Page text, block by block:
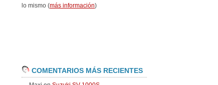
lo mismo (más información)
COMENTARIOS MÁS RECIENTES